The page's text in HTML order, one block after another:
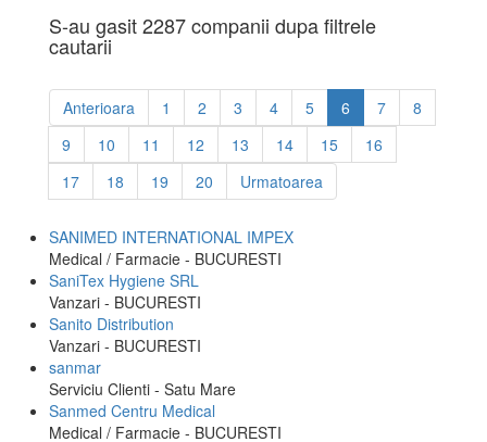
S-au gasit 2287 companii dupa filtrele
cautarii
Anterioara 1 2 3 4 5 6 7
8
9
10 11 12 13 14 15
16
17
18 19 20 Urmatoarea
SANIMED INTERNATIONAL IMPEX
Medical / Farmacie - BUCURESTI
SaniTex Hygiene SRL
Vanzari - BUCURESTI
Sanito Distribution
Vanzari - BUCURESTI
sanmar
Serviciu Clienti - Satu Mare
Sanmed Centru Medical
Medical / Farmacie - BUCURESTI